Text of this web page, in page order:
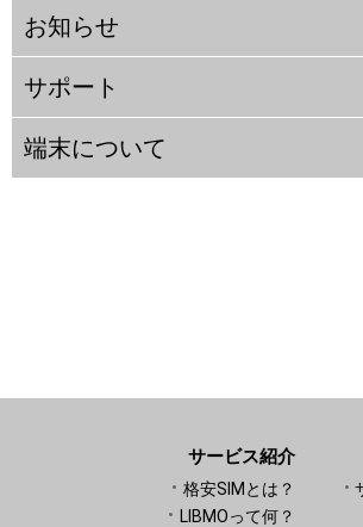
お知らせ
サポート
端末について
サービス紹介
格安SIMとは？
LIBMOって何？